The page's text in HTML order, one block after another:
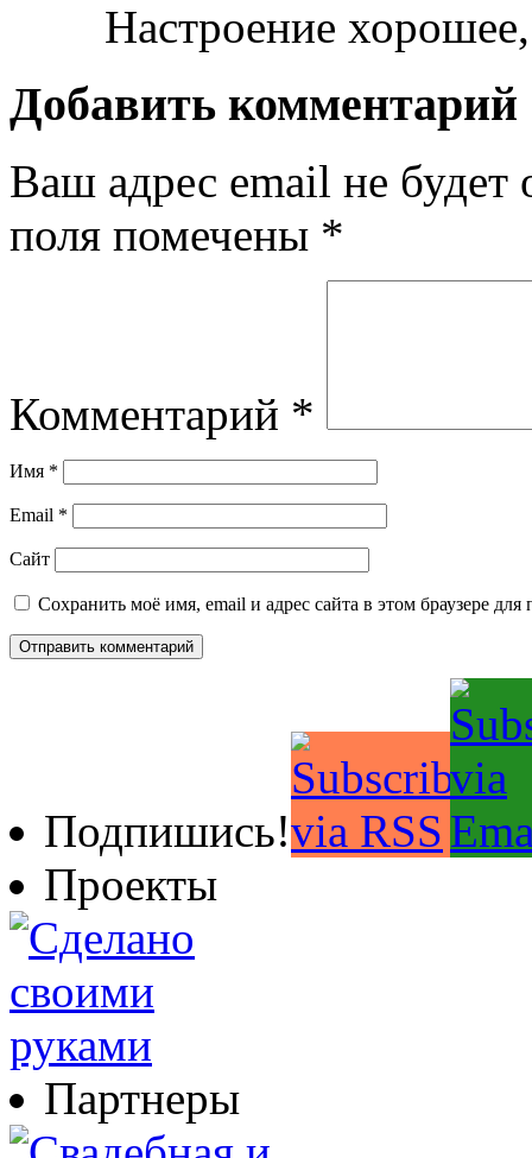
Настроение
Добавить комментарий
Ваш адрес email не будет
поля помечены *
Комментарий *
Имя *
Email *
Сайт
Сохранить моё имя, email и адрес сайта в этом браузере
Подпишись!
Проекты
Партнеры